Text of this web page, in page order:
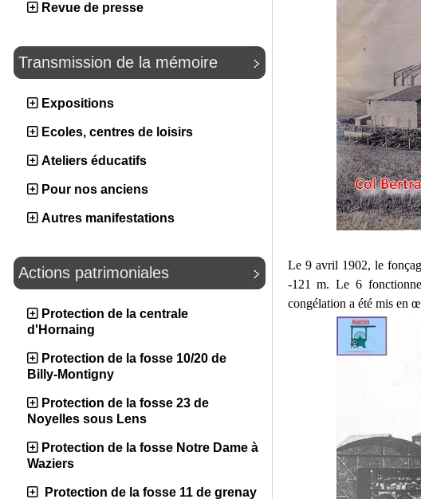
Revue de presse
Transmission de la mémoire
Expositions
Ecoles, centres de loisirs
Ateliers éducatifs
Pour nos anciens
Autres manifestations
Actions patrimoniales
Protection de la centrale
d'Hornaing
Protection de la fosse 10/20 de
Billy-Montigny
Protection de la fosse 23 de
Noyelles sous Lens
Protection de la fosse Notre Dame à
Waziers
Protection de la fosse 11 de grenay
Le 9 avril 1902, le
-121 m. Le 6
congélation a été mis en